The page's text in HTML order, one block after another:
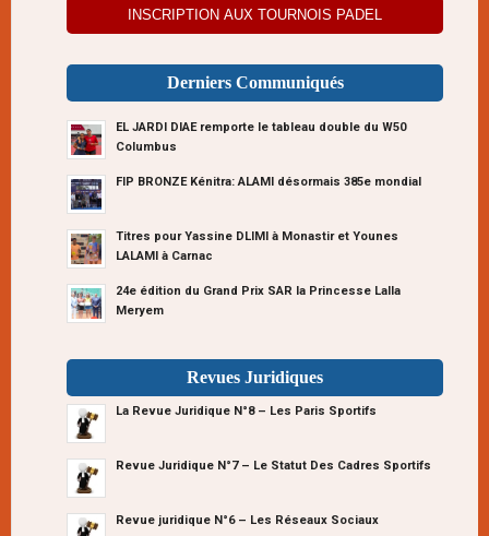
INSCRIPTION AUX TOURNOIS PADEL
Derniers Communiqués
EL JARDI DIAE remporte le tableau double du W50
Columbus
FIP BRONZE Kénitra: ALAMI désormais 385e mondial
Titres pour Yassine DLIMI à Monastir et Younes
LALAMI à Carnac
24e édition du Grand Prix SAR la Princesse Lalla
Meryem
Revues Juridiques
La Revue Juridique N°8 – Les Paris Sportifs
Revue Juridique N°7 – Le Statut Des Cadres Sportifs
Revue juridique N°6 – Les Réseaux Sociaux